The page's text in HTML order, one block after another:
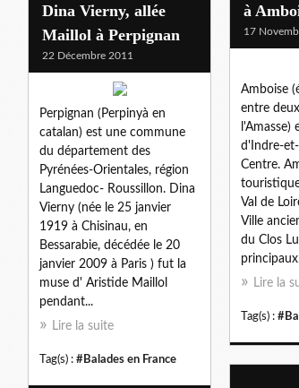
Dina Vierny, allée
Maillol à Perpignan
22 Décembre 2011
Perpignan (Perpinyà en
catalan) est une commune
du département des
Pyrénées-Orientales, région
Languedoc- Roussillon. Dina
Vierny (née le 25 janvier
1919 à Chisinau, en
Bessarabie, décédée le 20
janvier 2009 à Paris ) fut la
muse d' Aristide Maillol
pendant...
Lire la suite
Tag(s) : #Balades en France
à
17
Amboise
entre
l'Amasse)
d'Indre-
Centre.
Val de
Ville
du Clos
Lire la
Tag(s) :